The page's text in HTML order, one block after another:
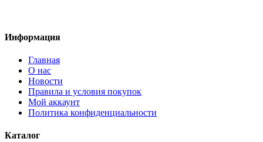
Информация
Главная
О нас
Новости
Правила и условия покупок
Мой аккаунт
Политика конфиденциальности
Каталог